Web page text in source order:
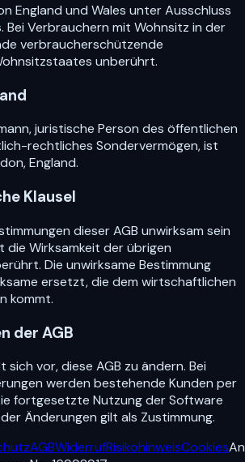
England und Wales unter Ausschluss
Bei Verbrauchern mit Wohnsitz in der
verbraucherschützende
unberührt.
juristische Person des öffentlichen
rechtliches Sondervermögen, ist
England.
Klausel
dieser AGB unwirksam sein
die Wirksamkeit der übrigen
Die unwirksame Bestimmung
ersetzt, die dem wirtschaftlichen
kommt.
der AGB
vor, diese AGB zu ändern. Bei
werden bestehende Kunden per
fortgesetzte Nutzung der Software
Änderungen gilt als Zustimmung.
AGBWiderrufRisikohinweisCookies